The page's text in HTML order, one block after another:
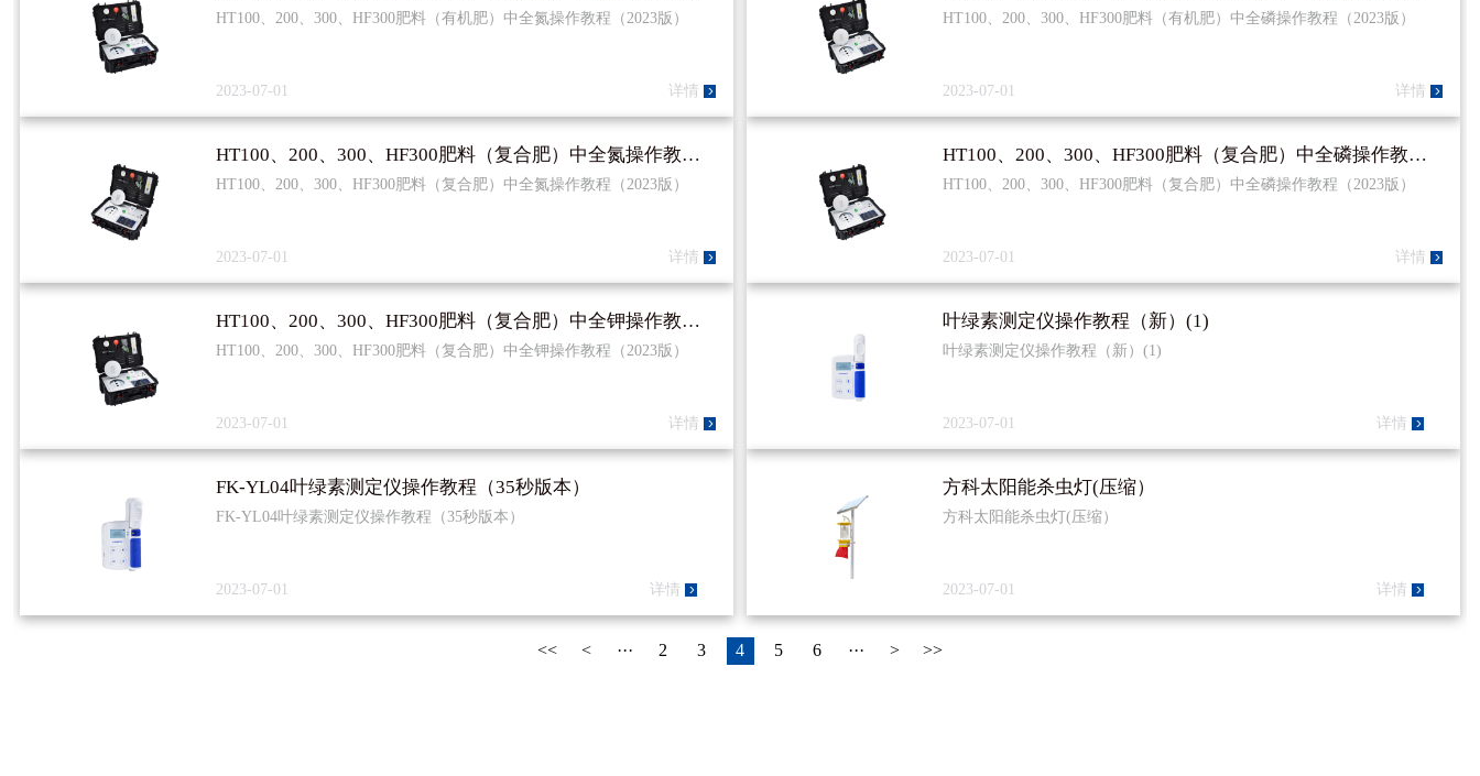
HT100、200、300、HF300肥料（有机肥）中全氮操作教程（2023版）
2023-07-01 详情
HT100、200、300、HF300肥料（有机肥）中全磷操作教程（2023版）
2023-07-01 详情
HT100、200、300、HF300肥料（复合肥）中全氮操作教程（2023版）
HT100、200、300、HF300肥料（复合肥）中全氮操作教程（2023版）
2023-07-01 详情
HT100、200、300、HF300肥料（复合肥）中全磷操作教程（2023版）
HT100、200、300、HF300肥料（复合肥）中全磷操作教程（2023版）
2023-07-01 详情
HT100、200、300、HF300肥料（复合肥）中全钾操作教程（2023版）
HT100、200、300、HF300肥料（复合肥）中全钾操作教程（2023版）
2023-07-01 详情
叶绿素测定仪操作教程（新）(1)
叶绿素测定仪操作教程（新）(1)
2023-07-01 详情
FK-YL04叶绿素测定仪操作教程（35秒版本）
FK-YL04叶绿素测定仪操作教程（35秒版本）
2023-07-01 详情
方科太阳能杀虫灯(压缩）
方科太阳能杀虫灯(压缩）
2023-07-01 详情
<< < ··· 2 3 4 5 6 ··· > >>